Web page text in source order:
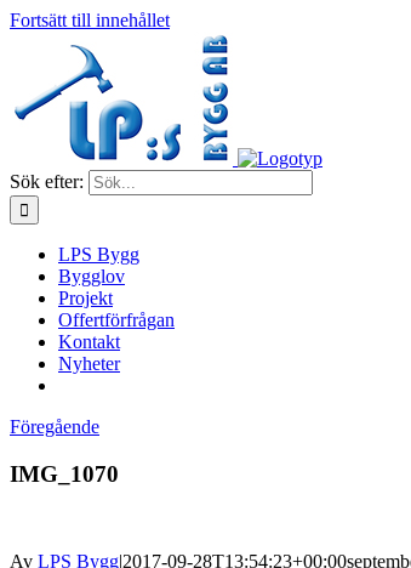
Fortsätt till innehållet
Sök efter:
LPS Bygg
Bygglov
Projekt
Offertförfrågan
Kontakt
Nyheter
Föregående
IMG_1070
Av LPS Bygg|2017-09-28T13:54:23+00:00